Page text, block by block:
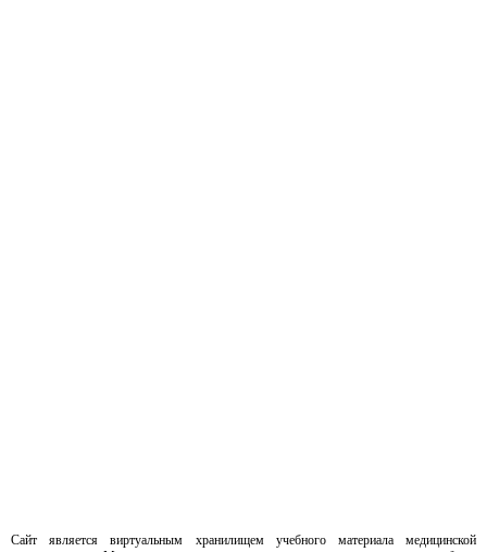
Сайт является виртуальным хранилищем учебного материала медицинской